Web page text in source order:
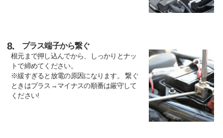
8. プラス端子から繋ぐ
根元まで押し込んでから、しっかりとナッ
トで締めてください。
※緩すぎると放電の原因になります。 繋ぐ
ときはプラス→マイナスの順番は厳守して
ください!